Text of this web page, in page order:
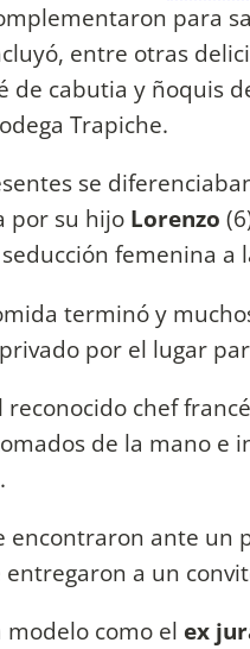
para
entre otras
de cabutia y ñoquis
Trapiche.
se
por su hijo Lorenzo
femenina a
terminó y
por el lugar
reconocido chef
de la mano e
encontraron ante un
a un
como el ex